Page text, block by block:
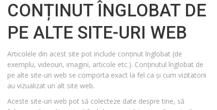
CONȚINUT ÎNGLOBAT DE
PE ALTE SITE-URI WEB
Articolele din acest site pot include conținut înglobat (de
exemplu, videouri, imagini, articole etc.). Conținutul înglobat de
pe alte site-uri web se comporta exact la fel ca și cum vizitatorii
au vizualizat un alt site web.
Aceste site-uri web pot să colecteze date despre tine, să